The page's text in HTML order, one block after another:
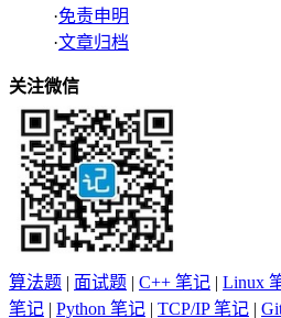
·免责申明
·文章归档
关注微信
算法题 | 面试题 | C++ 笔记 | Linux
笔记 | Python 笔记 | TCP/IP 笔记 |